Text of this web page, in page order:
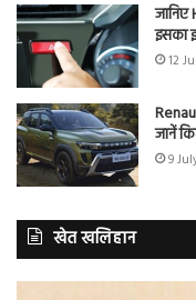
इसका
12
जानें
9
खेत खलिहान